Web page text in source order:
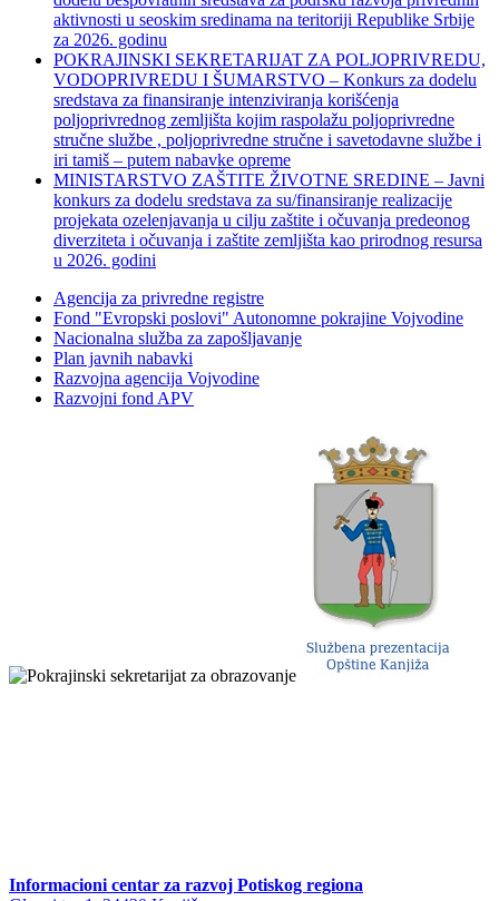
aktivnosti u seoskim sredinama na teritoriji Republike Srbije
za 2026. godinu
POKRAJINSKI SEKRETARIJAT ZA POLJOPRIVREDU,
VODOPRIVREDU I ŠUMARSTVO – Konkurs za dodelu
sredstava za finansiranje intenziviranja korišćenja
poljoprivrednog zemljišta kojim raspolažu poljoprivredne
stručne službe , poljoprivredne stručne i savetodavne službe i
iri tamiš ‒ putem nabavke opreme
MINISTARSTVO ZAŠTITE ŽIVOTNE SREDINE – Javni
konkurs za dodelu sredstava za su/finansiranje realizacije
projekata ozelenjavanja u cilju zaštite i očuvanja predeonog
diverziteta i očuvanja i zaštite zemljišta kao prirodnog resursa
u 2026. godini
Agencija za privredne registre
Fond "Evropski poslovi" Autonomne pokrajine Vojvodine
Nacionalna služba za zapošljavanje
Plan javnih nabavki
Razvojna agencija Vojvodine
Razvojni fond APV
Informacioni centar za razvoj Potiskog regiona